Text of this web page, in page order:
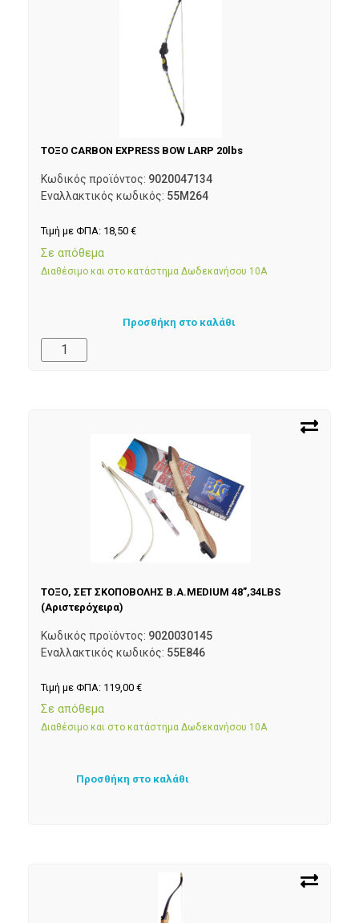
ΤΟΞΟ CARBON EXPRESS BOW LARP 20lbs
Κωδικός προϊόντος: 9020047134
Εναλλακτικός κωδικός: 55M264
Τιμή με ΦΠΑ: 18,50 €
Σε απόθεμα
Διαθέσιμο και στο κατάστημα Δωδεκανήσου 10Α
Προσθήκη στο καλάθι
ΤΟΞΟ, ΣΕΤ ΣΚΟΠΟΒΟΛΗΣ B.A.MEDIUM 48”,34LBS
(Αριστερόχειρα)
Κωδικός προϊόντος: 9020030145
Εναλλακτικός κωδικός: 55E846
Τιμή με ΦΠΑ: 119,00 €
Σε απόθεμα
Διαθέσιμο και στο κατάστημα Δωδεκανήσου 10Α
Προσθήκη στο καλάθι